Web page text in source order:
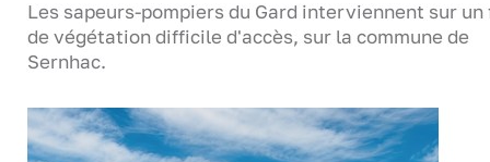
Les sapeurs-pompiers du Gard interviennent sur un
de végétation difficile d'accès, sur la commune de
Sernhac.